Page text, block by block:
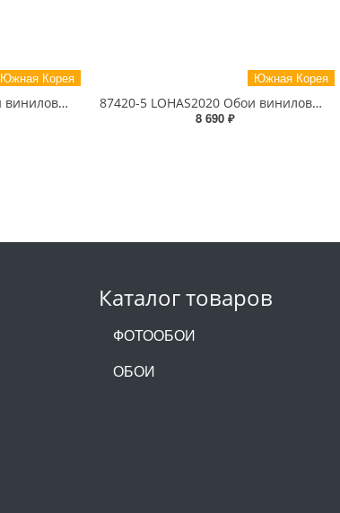
Южная Корея
87428-8 LOHAS2020 Обои виниловые на бумажной основе 1.06*15.5
Южная Корея
87420-5 LOHAS2020 Обои виниловые на бумажной основе 1.06*15.5
8 690 ₽
Каталог товаров
ФОТООБОИ
ОБОИ